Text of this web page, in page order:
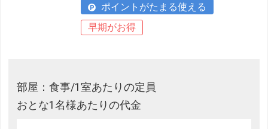
ポイントがたまる使える
早期がお得
部屋：食事/1室あたりの定員
おとな1名様あたりの代金